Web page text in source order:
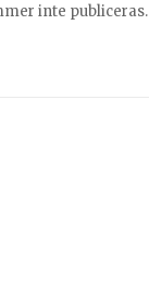
inte publiceras.